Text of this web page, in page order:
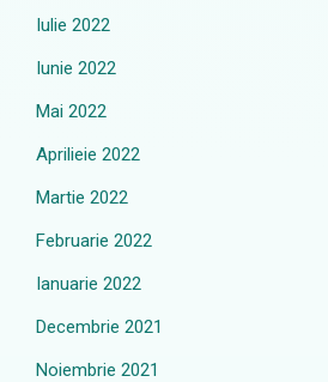
Iulie 2022
Iunie 2022
Mai 2022
Aprilieie 2022
Martie 2022
Februarie 2022
Ianuarie 2022
Decembrie 2021
Noiembrie 2021